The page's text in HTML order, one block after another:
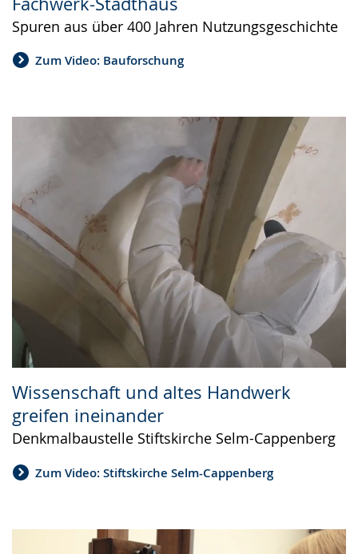
Spuren aus über 400 Jahren Nutzungsgeschichte
Zum Video: Bauforschung
Wissenschaft und altes Handwerk
greifen ineinander
Denkmalbaustelle Stiftskirche Selm-Cappenberg
Zum Video: Stiftskirche Selm-Cappenberg